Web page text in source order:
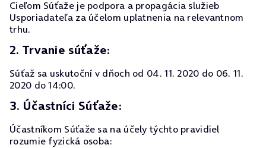
Cieľom Súťaže je podpora a propagácia služieb
Usporiadateľa za účelom uplatnenia na relevantnom
trhu.
2. Trvanie súťaže:
Súťaž sa uskutoční v dňoch od 04. 11. 2020 do 06. 11.
2020 do 14:00.
3. Účastníci Súťaže:
Účastníkom Súťaže sa na účely týchto pravidiel
rozumie fyzická osoba: